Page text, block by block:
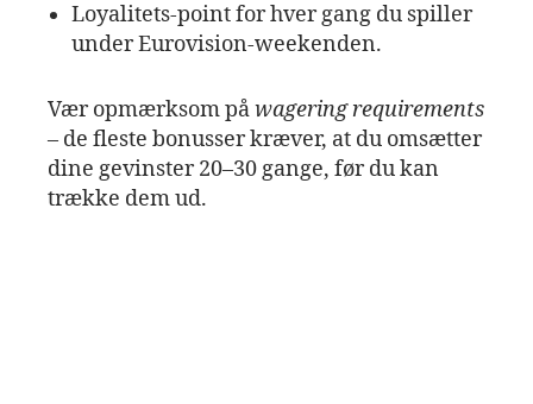
Loyalitets‑point for hver gang du spiller
under Eurovision‑weekenden.
Vær opmærksom påwagering requirements
– de fleste bonusser kræver, at du omsætter
dine gevinster 20–30 gange, før du kan
trække dem ud.